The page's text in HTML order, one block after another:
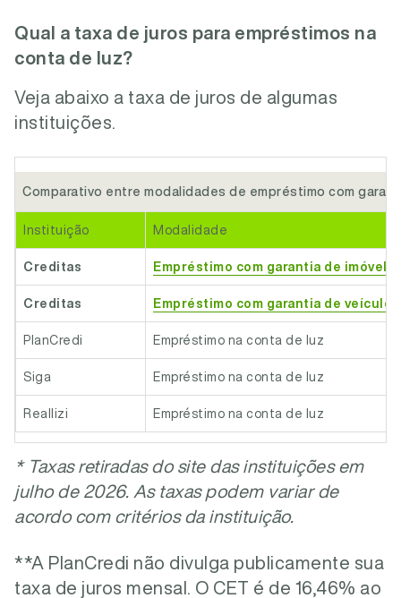
Qual a taxa de juros para empréstimos na
conta de luz?
Veja abaixo a taxa de juros de algumas
instituições.
Comparativo entre modalidades de empréstimo com
Instituição Modalidade
Creditas Empréstimo com garantia de imóvel
Creditas Empréstimo com garantia de veículo
PlanCredi Empréstimo na conta de luz
Siga Empréstimo na conta de luz
Reallizi Empréstimo na conta de luz
* Taxas retiradas do site das instituições em
julho de 2026. As taxas podem variar de
acordo com critérios da instituição.
**A PlanCredi não divulga publicamente sua
taxa de juros mensal. O CET é de 16,46% ao